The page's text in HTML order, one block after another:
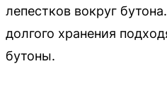
лепестков вокруг
долгого хранения
бутоны.